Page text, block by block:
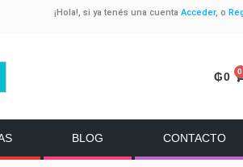
¡Hola!, si ya tenés una cuenta Acceder, o
₲0 0
BLOG CONTACTO